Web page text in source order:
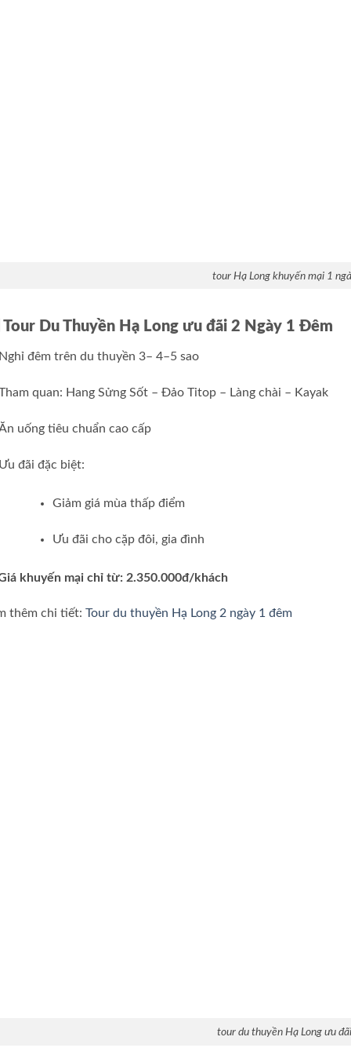
tour Hạ Long khuyến mại 1
Tour Du Thuyền Hạ Long ưu đãi 2 Ngày 1 Đêm
Nghỉ đêm trên du thuyền 3– 4–5 sao
quan: Hang Sửng Sốt – Đảo Titop – Làng chài – Kayak
uống tiêu chuẩn cao cấp
Ưu đãi đặc biệt:
Giảm giá mùa thấp điểm
Ưu đãi cho cặp đôi, gia đình
khuyến mại chỉ từ: 2.350.000đ/khách
thêm chi tiết: Tour du thuyền Hạ Long 2 ngày 1 đêm
tour du thuyền Hạ Long ưu